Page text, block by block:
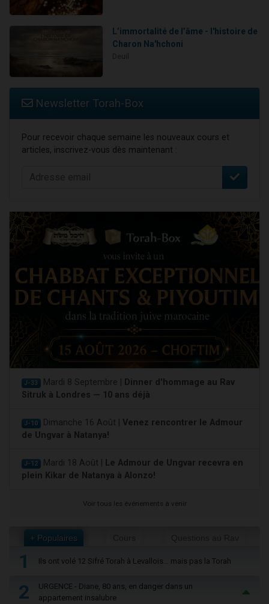
L’immortalité de l’âme - l'histoire de
Charon Na'hchoni
Newsletter Torah-Box
Pour recevoir chaque semaine les nouveaux cours et
articles, inscrivez-vous dès maintenant :
J-33 Mardi 8 Septembre |
Dinner d'hommage au Rav
Sitruk à Londres — 10 ans déjà
J-10 Dimanche 16 Août | Venez rencontrer le Admour
de Ungvar à Natanya!
J-12 Mardi 18 Août |
Le Admour de Ungvar recevra en
plein Kikar de Natanya à Alonzo!
Voir tous les événements à venir
+ Populaires
1 Ils ont volé 12 Sifré Torah à Levallois… mais pas la Torah
2
URGENCE - Diane, 80 ans, en danger dans un
appartement insalubre